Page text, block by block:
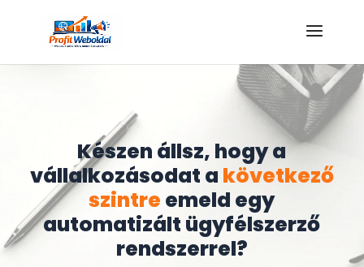
Készen állsz, hogy a
vállalkozásodat a következő
szintre emeld egy
automatizált ügyfélszerző
rendszerrel?